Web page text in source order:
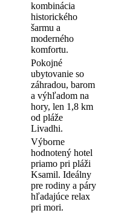
kombinácia
historického
šarmu a
moderného
komfortu.
Pokojné
ubytovanie so
záhradou, barom
a výhľadom na
hory, len 1,8 km
od pláže
Livadhi.
Výborne
hodnotený hotel
priamo pri pláži
Ksamil. Ideálny
pre rodiny a páry
hľadajúce relax
pri mori.